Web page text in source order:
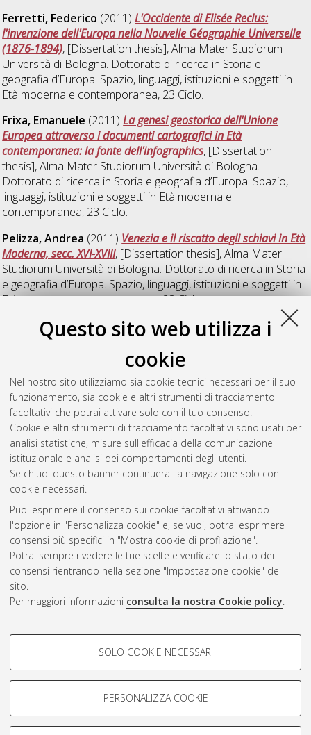
Questo sito web utilizza i
cookie
Nel nostro sito utilizziamo sia cookie tecnici necessari per il suo
funzionamento, sia cookie e altri strumenti di tracciamento
facoltativi che potrai attivare solo con il tuo consenso.
Cookie e altri strumenti di tracciamento facoltativi sono usati per
analisi statistiche, misure sull'efficacia della comunicazione
istituzionale e analisi dei comportamenti degli utenti.
Se chiudi questo banner continuerai la navigazione solo con i
cookie necessari.
Puoi esprimere il consenso sui cookie facoltativi attivando
l'opzione in "Personalizza cookie" e, se vuoi, potrai esprimere
consensi più specifici in "Mostra cookie di profilazione".
Potrai sempre rivedere le tue scelte e verificare lo stato dei
consensi rientrando nella sezione "Impostazione cookie" del
sito.
Per maggiori informazioni consulta la nostra Cookie policy.
COOKIE DI PROFILAZIONE -
Si tratta di cookie utilizzati per analizzare le caratteristiche della
navigazione degli utenti, creare profili in base al loro comportamento
Mostra cookie di profilazione
SOLO COOKIE NECESSARI
PERSONALIZZA COOKIE
Ferretti, Federico (2011)L'Occidente di Elisée Reclus:
l'invenzione dell'Europa nella Nouvelle Géographie Universelle
(1876-1894), [Dissertation thesis], Alma Mater Studiorum
Università di Bologna. Dottorato di ricerca in Storia e
geografia d’Europa. Spazio, linguaggi, istituzioni e soggetti in
Età moderna e contemporanea, 23 Ciclo.
Frixa, Emanuele (2011)La genesi geostorica dell'Unione
Europea attraverso i documenti cartografici in Età
contemporanea: la fonte dell'infographics, [Dissertation
thesis], Alma Mater Studiorum Università di Bologna.
Dottorato di ricerca in Storia e geografia d’Europa. Spazio,
linguaggi, istituzioni e soggetti in Età moderna e
contemporanea, 23 Ciclo.
Pelizza, Andrea (2011) Venezia e il riscatto degli schiavi in Età
Moderna, secc. XVI-XVIII, [Dissertation thesis], Alma Mater
Studiorum Università di Bologna. Dottorato di ricerca in Storia
e geografia d’Europa. Spazio, linguaggi, istituzioni e soggetti in
Età moderna e contemporanea, 23 Ciclo.
Perini, Lorenza(2011)Il corpo della cittadina. La costruzione
del discorso pubblico sulla legge n. 194/1978 in Italia negli
, [Dissertation thesis], Alma Mater Studiorum
Università di Bologna. Dottorato di ricerca in
geografia d’Europa. Spazio, linguaggi, istituzioni e soggetti in
Età moderna e contemporanea , 23 Ciclo. DOI
10.6092/unibo/amsdottorato/4027.
Questa lista e' stata generata ilFri Aug 7 20:41:47 2026 CEST
Atom
Rss 1.0
Rss 2.0
ISSN: 2038-7946
Impostazioni Cookie
Informativa sulla privacy
Condizioni d’uso del sito